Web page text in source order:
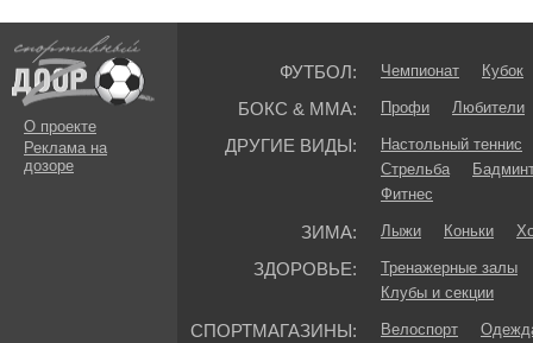
О проекте
Реклама на
дозоре
ФУТБОЛ: Чемпионат Кубок
БОКС & ММА: Профи Любители
ДРУГИЕ ВИДЫ:
Настольный теннис
Стрельба
Фитнес
ЗИМА: Лыжи Коньки
ЗДОРОВЬЕ:
Тренажерные залы
Клубы и секции
СПОРТМАГАЗИНЫ: Велоспорт